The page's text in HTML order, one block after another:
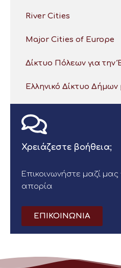
River Cities
Major Cities of Europe
Δίκτυο Πόλεων για την
Ελληνικό Δίκτυο
Χρειάζεστε βοήθεια;
Επικοινωνήστε μαζί
απορία
ΕΠΙΚΟΙΝΩΝΙΑ